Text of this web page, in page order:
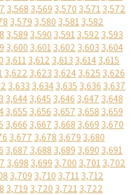
3,568 3,569 3,570 3,5713,572
3,579 3,580 3,5813,582
3,589 3,590 3,5913,592 3,593
3,600 3,6013,602 3,603 3,604
3,6113,612 3,613 3,6143,615
3,622 3,623 3,6243,625 3,626
3,633 3,6343,635 3,636 3,637
3,6443,645 3,646 3,647 3,648
3,655 3,656 3,657 3,658 3,659
3,666 3,667 3,668 3,669 3,670
3,677 3,678 3,679 3,680
3,687 3,688 3,689 3,690 3,691
3,698 3,699 3,700 3,7013,702
3,709 3,710 3,7113,712
3,719 3,720 3,7213,722